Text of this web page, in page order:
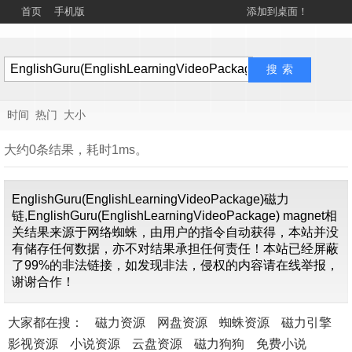
首页 手机版 添加到桌面！
时间 热门 大小
大约0条结果，耗时1ms。
找不到关
于"
EnglishGuru(EnglishLearningVideoPackage)磁力
链,EnglishGuru(EnglishLearningVideoPackage) magnet相
关结果来源于网络蜘蛛，由用户的指令自动获得，本站并没
有储存任何数据，亦不对结果承担任何责任！本站已经屏蔽
了99%的非法链接，如发现非法，侵权的内容请在线举报，
谢谢合作！
大家都在搜： 磁力资源 网盘资源 蜘蛛资源
磁力引擎
影视资源
小说资源 云盘资源 磁力狗狗 免费小说